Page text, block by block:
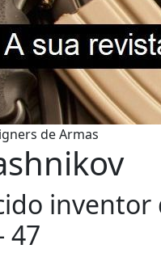
de Armas
47